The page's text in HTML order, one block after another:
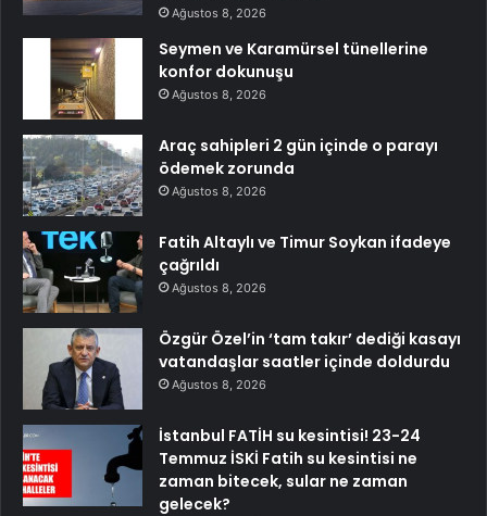
Ağustos 8, 2026
Seymen ve Karamürsel tünellerine
konfor dokunuşu
Ağustos 8, 2026
Araç sahipleri 2 gün içinde o parayı
ödemek zorunda
Ağustos 8, 2026
Fatih Altaylı ve Timur Soykan ifadeye
çağrıldı
Ağustos 8, 2026
Özgür Özel’in ‘tam takır’ dediği kasayı
vatandaşlar saatler içinde doldurdu
Ağustos 8, 2026
İstanbul FATİH su kesintisi! 23-24
Temmuz İSKİ Fatih su kesintisi ne
zaman bitecek, sular ne zaman
gelecek?